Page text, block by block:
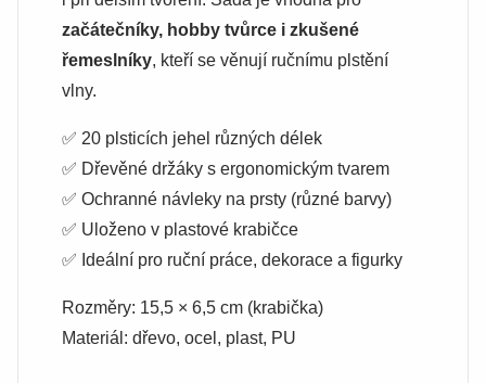
začátečníky, hobby tvůrce i zkušené
řemeslníky, kteří se věnují ručnímu plstění
vlny.
✅ 20 plsticích jehel různých délek
✅ Dřevěné držáky s ergonomickým tvarem
✅ Ochranné návleky na prsty (různé barvy)
✅ Uloženo v plastové krabičce
✅ Ideální pro ruční práce, dekorace a figurky
Rozměry: 15,5 × 6,5 cm (krabička)
Materiál: dřevo, ocel, plast, PU